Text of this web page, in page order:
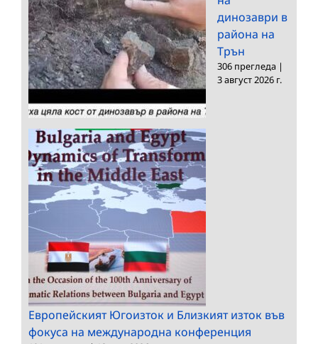
динозаври в
района на
Трън
306 прегледа |
3 август 2026 г.
Европейският Югоизток и Близкият изток във
фокуса на международна конференция